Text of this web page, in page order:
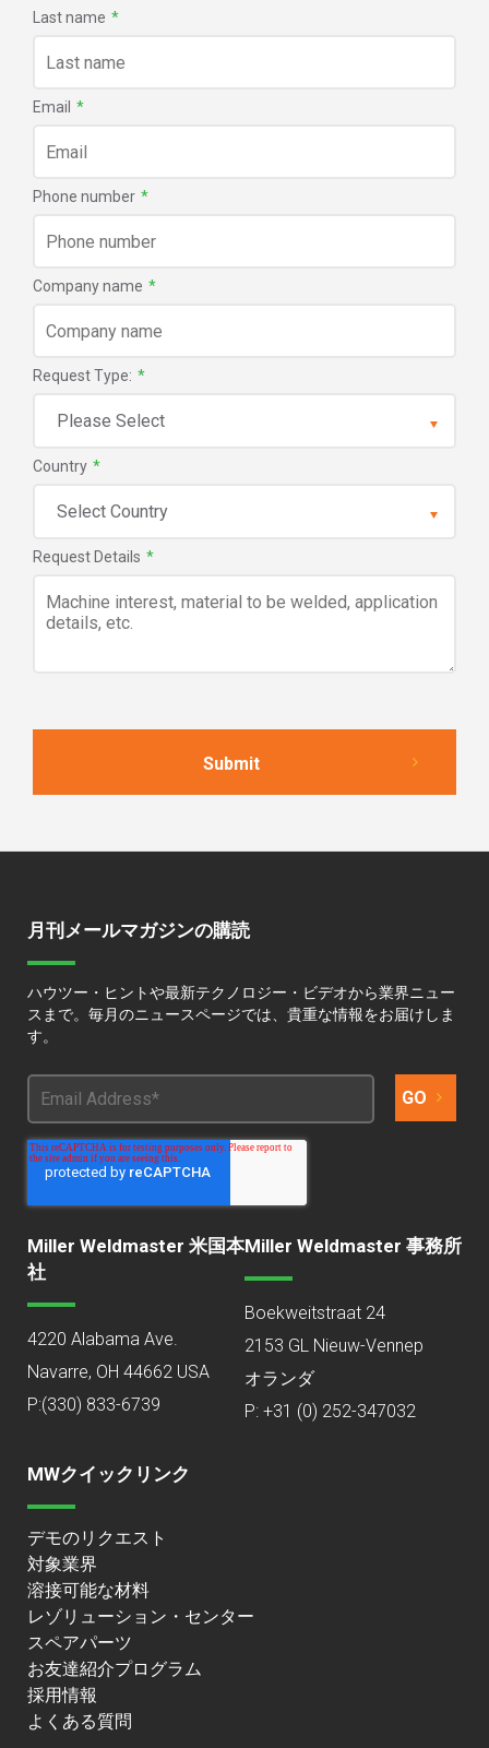
Last name *
Email *
Phone number *
Company name *
Request Type: *
Country *
Request Details *
月刊メールマガジンの購読
ハウツー・ヒントや最新テクノロジー・ビデオから業界ニュー
スまで。毎月のニュースページでは、貴重な情報をお届けしま
す。
Miller Weldmaster 米国本
社
4220 Alabama Ave.
Navarre, OH 44662 USA
P:(330) 833-6739
Miller Weldmaster 事務所
Boekweitstraat 24
2153 GL Nieuw-Vennep
オランダ
P: +31 (0) 252-347032
MWクイックリンク
デモのリクエスト
対象業界
溶接可能な材料
レゾリューション・センター
スペアパーツ
お友達紹介プログラム
採用情報
よくある質問